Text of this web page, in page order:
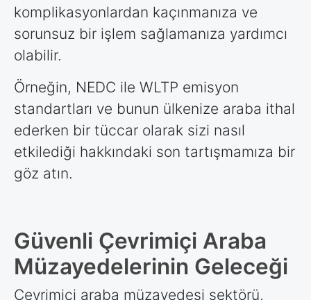
komplikasyonlardan kaçınmanıza ve
sorunsuz bir işlem sağlamanıza yardımcı
olabilir.
Örneğin, NEDC ile WLTP emisyon
standartları ve bunun ülkenize araba ithal
ederken bir tüccar olarak sizi nasıl
etkilediği hakkındaki son tartışmamıza bir
göz atın.
Güvenli Çevrimiçi Araba
Müzayedelerinin Geleceği
Çevrimiçi araba müzayedesi sektörü,